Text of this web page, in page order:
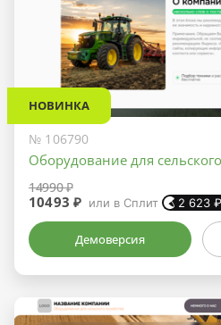
НОВИНКА
№ 106790
Оборудование для
14990 ₽
10493 ₽ или в Сплит 2 623 ₽
Демоверсия